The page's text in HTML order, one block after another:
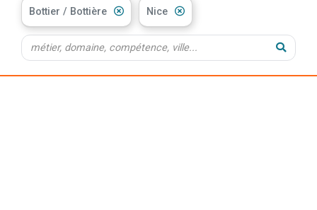
Bottier / Bottière Nice